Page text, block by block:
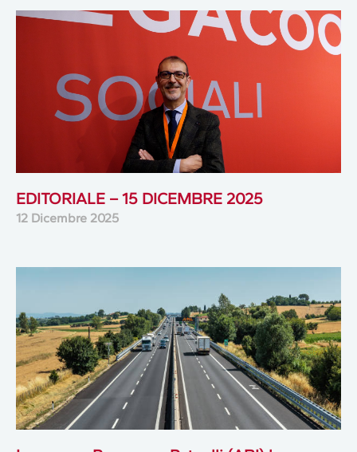
EDITORIALE – 15 DICEMBRE 2025
12 Dicembre 2025